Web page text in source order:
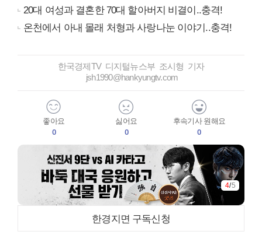
20대 여성과 결혼한 70대 할아버지 비결이..충격!
온천에서 아내 몰래 처형과 사랑나눈 이야기..충격!
한국경제TV 디지털뉴스부 조시형 기자
jsh1990@hankyungtv.com
좋아요
0
싫어요
0
후속기사 원해요
0
4/5
한경지면 구독신청